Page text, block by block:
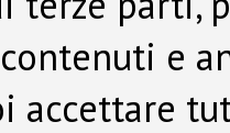
e
accettare